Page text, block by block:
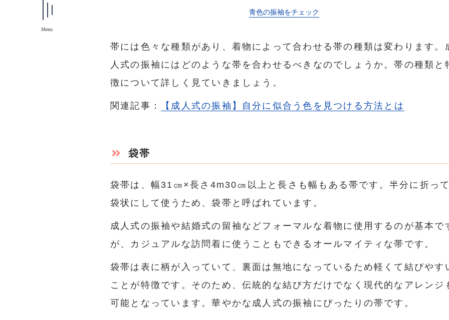
Menu
青色の振袖をチェック
帯には色々な種類があり、着物によって合わせる帯の種類は変わります。
人式の振袖にはどのような帯を合わせるべきなのでしょうか。帯の種類と
徴について詳しく見ていきましょう。
関連記事： 【成人式の振袖】自分に似合う色を見つける方法とは
袋帯
袋帯は、幅31㎝×長さ4m30㎝以上と長さも幅もある帯です。半分に折って
袋状にして使うため、袋帯と呼ばれています。
成人式の振袖や結婚式の留袖などフォーマルな着物に使用するのが基本で
が、カジュアルな訪問着に使うこともできるオールマイティな帯です。
袋帯は表に柄が入っていて、裏面は無地になっているため軽くて結びやす
ことが特徴です。そのため、伝統的な結び方だけでなく現代的なアレンジ
可能となっています。華やかな成人式の振袖にぴったりの帯です。